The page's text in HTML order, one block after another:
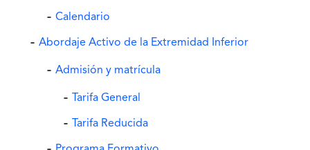
Calendario
Abordaje Activo de la Extremidad Inferior
Admisión y matrícula
Tarifa General
Tarifa Reducida